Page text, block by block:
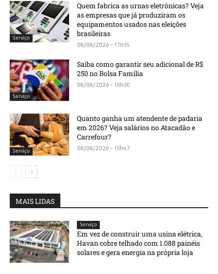
Serviço
Quem fabrica as urnas eletrônicas? Veja
as empresas que já produziram os
equipamentos usados nas eleições
brasileiras
08/08/2026 - 17h35
Serviço
Saiba como garantir seu adicional de R$
250 no Bolsa Família
08/08/2026 - 16h30
Serviço
Quanto ganha um atendente de padaria
em 2026? Veja salários no Atacadão e
Carrefour?
08/08/2026 - 15h47
MAIS LIDAS
Serviço
Em vez de construir uma usina elétrica,
Havan cobre telhado com 1.088 painéis
solares e gera energia na própria loja